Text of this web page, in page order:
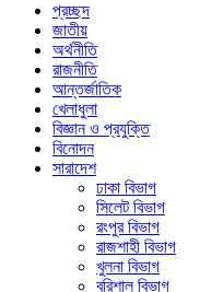
প্রচ্ছদ
জাতীয়
অর্থনীতি
রাজনীতি
আন্তর্জাতিক
খেলাধুলা
বিজ্ঞান ও প্রযুক্তি
বিনোদন
সারাদেশ
ঢাকা বিভাগ
সিলেট বিভাগ
রংপুর বিভাগ
রাজশাহী বিভাগ
খুলনা বিভাগ
বরিশাল বিভাগ